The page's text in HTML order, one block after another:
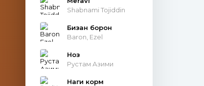
Shabnami Tojiddin
Бизан борон
Baron, Ezel
Ноз
Рустам Азими
Наги корм